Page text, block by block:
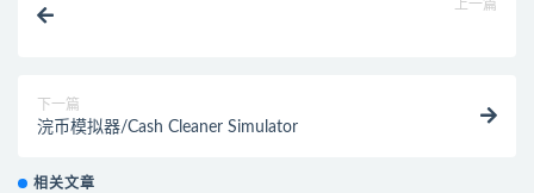
上一篇
下一篇
浣币模拟器/Cash Cleaner Simulator
相关文章